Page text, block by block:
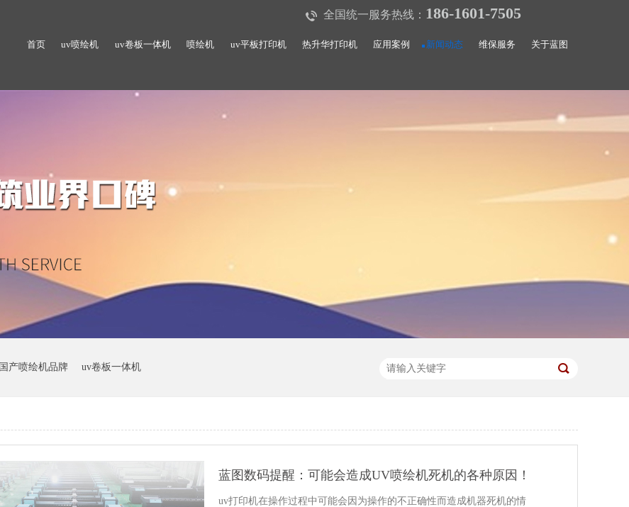
全国统一服务热线： 186-1601-7505
首页 uv喷绘机 uv卷板一体机 喷绘机 uv平板打印机 热升华打印机 应用案例 新闻动态 维保服务 关于蓝图
国产喷绘机品牌 uv卷板一体机
蓝图数码提醒：可能会造成UV喷绘机死机的各种原因！
uv打印机在操作过程中可能会因为操作的不正确性而造成机器死机的情